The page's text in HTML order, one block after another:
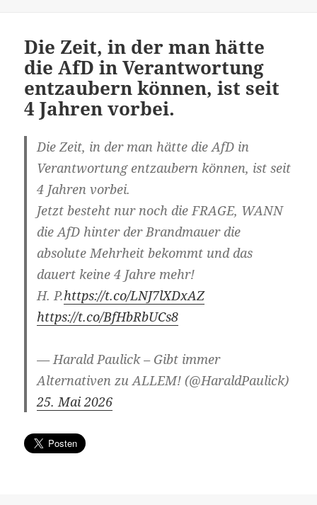
Die Zeit, in der man hätte
die AfD in Verantwortung
entzaubern können, ist seit
4 Jahren vorbei.
Die Zeit, in der man hätte die AfD in
Verantwortung entzaubern können, ist seit
4 Jahren vorbei.
Jetzt besteht nur noch die FRAGE, WANN
die AfD hinter der Brandmauer die
absolute Mehrheit bekommt und das
dauert keine 4 Jahre mehr!
H. P.https://t.co/LNJ7lXDxAZ
https://t.co/BfHbRbUCs8
— Harald Paulick – Gibt immer
Alternativen zu ALLEM! (@HaraldPaulick)
25. Mai 2026